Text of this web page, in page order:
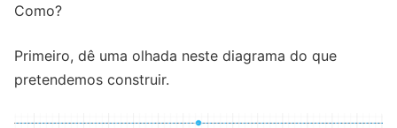
Como?
Primeiro, dê uma olhada neste diagrama do que
pretendemos construir.